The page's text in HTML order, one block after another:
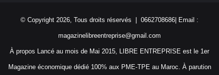
© Copyright 2026, Tous droits réservés | 0662708686| Email :
magazinelibreentreprise@gmail.com
À propos Lancé au mois de Mai 2015, LIBRE ENTREPRISE est le 1er
Magazine économique dédié 100% aux PME-TPE au Maroc. À parution